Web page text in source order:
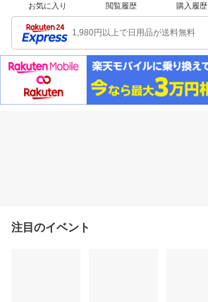
お気に入り 閲覧履歴 購入履歴
1,980円以上で日用品が送料無料
注目のイベント